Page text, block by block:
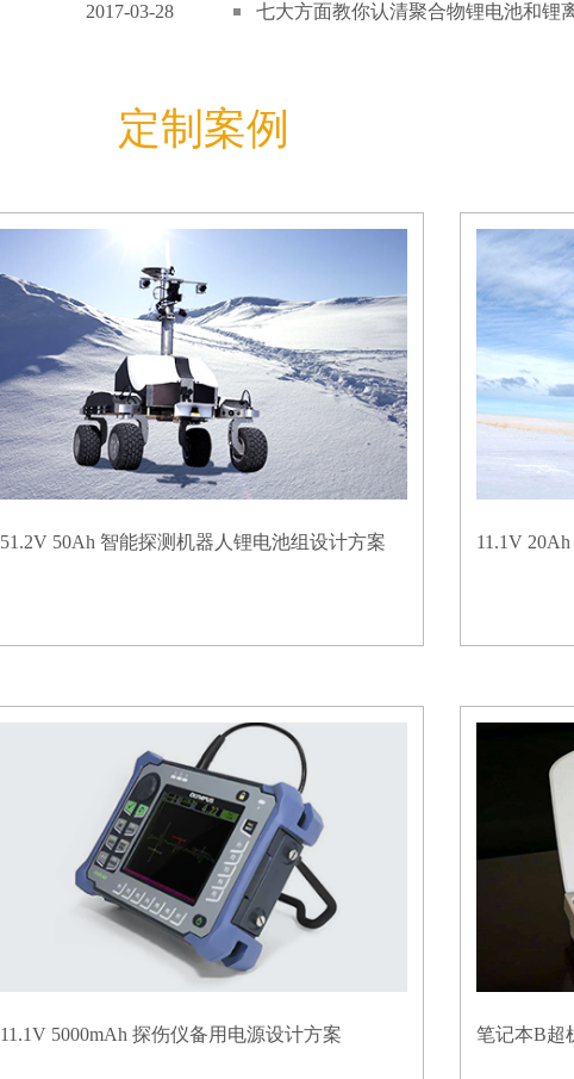
2017-03-28 七大方面教你认清聚合物锂电池和锂
定制案例
51.2V 50Ah 智能探测机器人锂电池组设计方案 11.1V
11.1V 5000mAh 探伤仪备用电源设计方案 笔记本B超